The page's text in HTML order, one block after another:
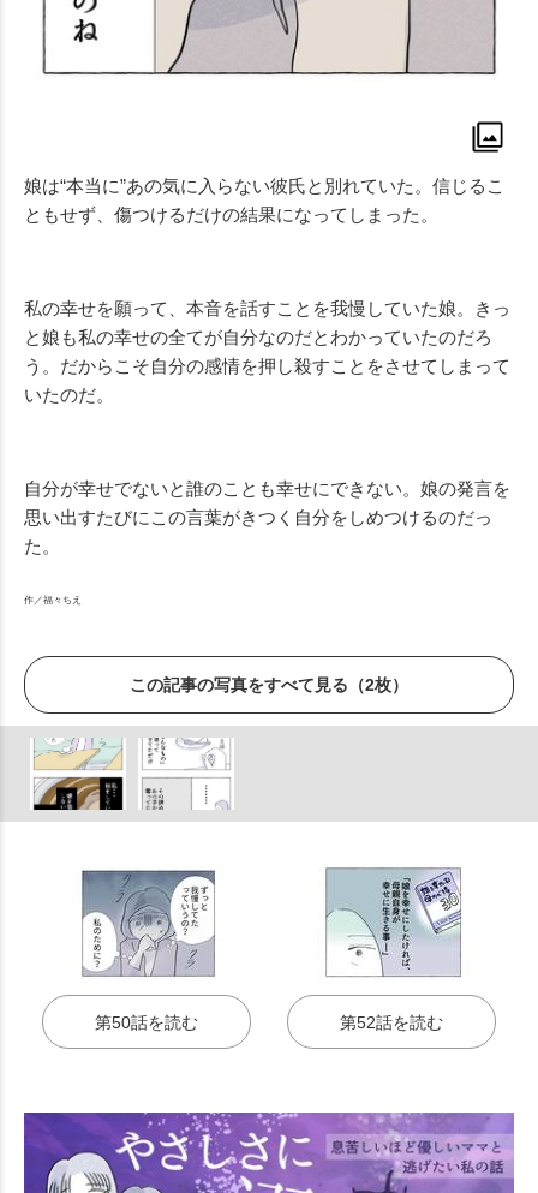
娘は“本当に”あの気に入らない彼氏と別れていた。信じるこ
ともせず、傷つけるだけの結果になってしまった。
私の幸せを願って、本音を話すことを我慢していた娘。きっ
と娘も私の幸せの全てが自分なのだとわかっていたのだろ
う。だからこそ自分の感情を押し殺すことをさせてしまって
いたのだ。
自分が幸せでないと誰のことも幸せにできない。娘の発言を
思い出すたびにこの言葉がきつく自分をしめつけるのだっ
た。
作／福々ちえ
この記事の写真をすべて見る（2枚）
第50話を読む 第52話を読む